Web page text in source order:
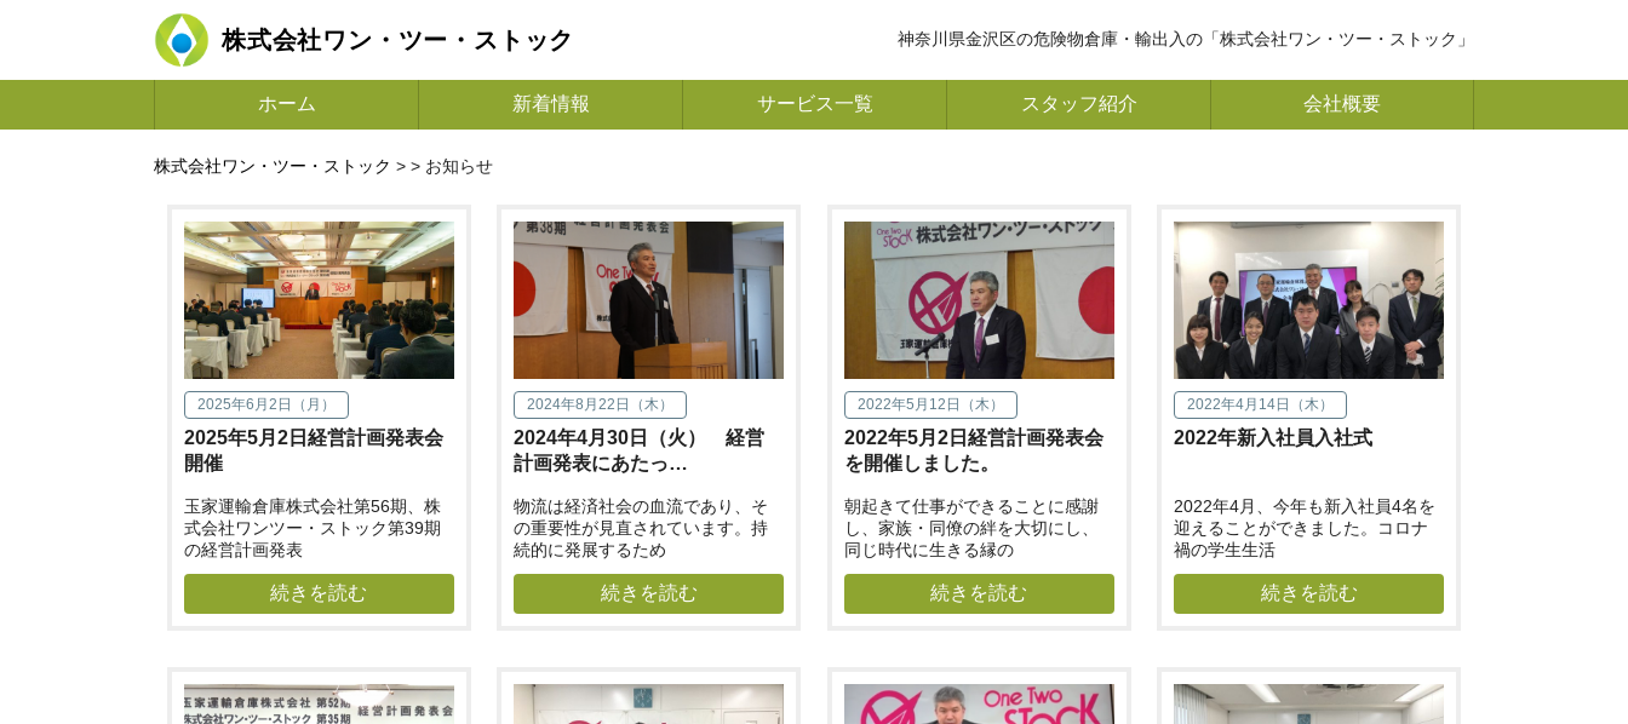
株式会社ワン・ツー・ストック 神奈川県金沢区の危険物倉庫・輸出入の「株式会社ワン・ツー・ストック」
ホーム 新着情報 サービス一覧 スタッフ紹介 会社概要
株式会社ワン・ツー・ストック > > お知らせ
2025年6月2日（月）
2025年5月2日経営計画発表会
開催
玉家運輸倉庫株式会社第56期、株
式会社ワンツー・ストック第39期
の経営計画発表
続きを読む
2024年8月22日（木）
2024年4月30日（火） 経営
計画発表にあたっ…
物流は経済社会の血流であり、そ
の重要性が見直されています。持
続的に発展するため
続きを読む
2022年5月12日（木）
2022年5月2日経営計画発表会
を開催しました。
朝起きて仕事ができることに感謝
し、家族・同僚の絆を大切にし、
同じ時代に生きる縁の
続きを読む
2022年4月14日（木）
2022年新入社員入社式
2022年4月、今年も新入社員4名を
迎えることができました。コロナ
禍の学生生活
続きを読む